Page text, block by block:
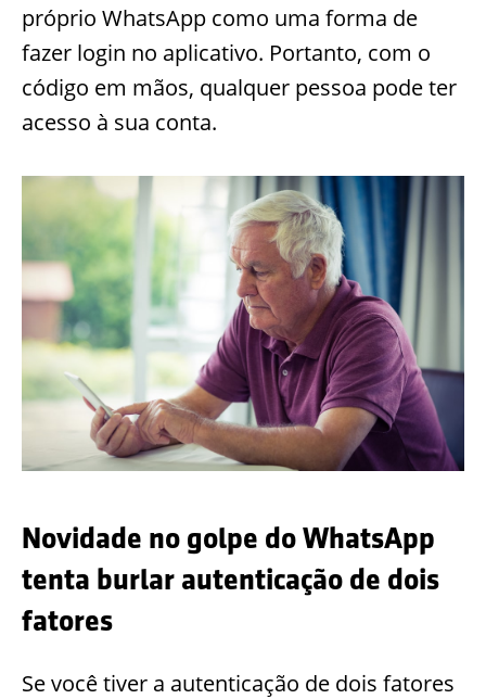
próprio WhatsApp como uma forma de
fazer login no aplicativo. Portanto, com o
código em mãos, qualquer pessoa pode ter
acesso à sua conta.
Novidade no golpe do WhatsApp
tenta burlar autenticação de dois
fatores
Se você tiver a autenticação de dois fatores